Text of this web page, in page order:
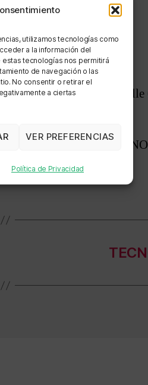
utilizamos tecnologías como
a la información del
tecnologías nos permitirá
de navegación o las
No consentir o retirar el
a ciertas
VER PREFERENCIAS
Política de Privacidad
EN EMPRESA
BOGOTA
PEREIRA
N. 101 - 67 PISO 6 Calle
35 MIRADOR DE LLANO